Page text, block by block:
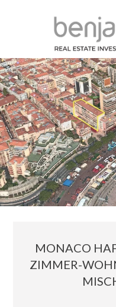
MONACO
ZIMMER-